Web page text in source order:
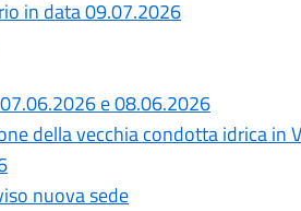
in data 09.07.2026
e 08.06.2026
della vecchia condotta idrica in
nuova sede